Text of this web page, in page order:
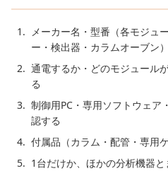
メーカー名・型番（各モジュ
ー・検出器・カラムオーブン
通電するか・どのモジュール
る
制御用PC・専用ソフトウェア
認する
付属品（カラム・配管・専用
1台だけか、ほかの分析機器